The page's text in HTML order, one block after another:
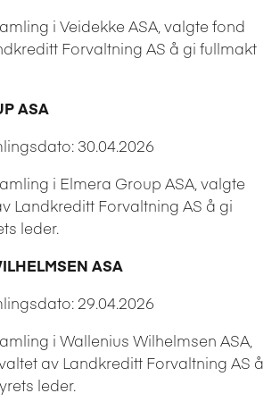
i Veidekke ASA, valgte fond
Forvaltning AS å gi fullmakt
ASA
30.04.2026
i Elmera Group ASA, valgte
Landkreditt Forvaltning AS å gi
leder.
ASA
29.04.2026
i Wallenius Wilhelmsen ASA,
av Landkreditt Forvaltning AS å
leder.